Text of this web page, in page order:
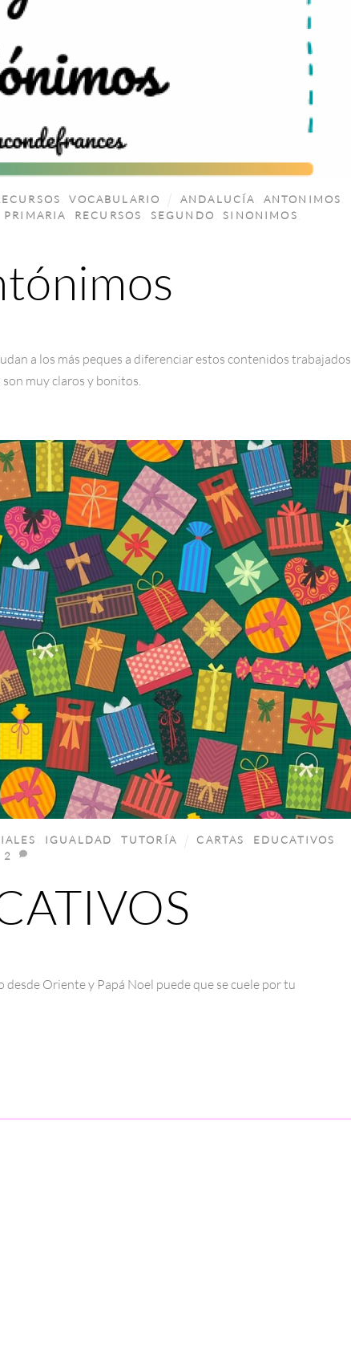
,VOCABULARIO ANDALUCÍA ANTONIMOS
PRIMARIA RECURSOS SEGUNDO ,SINONIMOS
a los más peques a diferenciar estos contenidos trabajados
muy claros y bonitos.
IGUALDAD TUTORÍA CARTAS EDUCATIVOS
2
desde Oriente y Papá Noel puede que se cuele por tu